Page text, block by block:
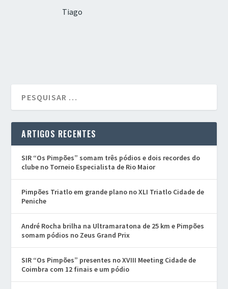
Tiago
ARTIGOS RECENTES
SIR “Os Pimpões” somam três pódios e dois recordes do
clube no Torneio Especialista de Rio Maior
Pimpões Triatlo em grande plano no XLI Triatlo Cidade de
Peniche
André Rocha brilha na Ultramaratona de 25 km e Pimpões
somam pódios no Zeus Grand Prix
SIR “Os Pimpões” presentes no XVIII Meeting Cidade de
Coimbra com 12 finais e um pódio